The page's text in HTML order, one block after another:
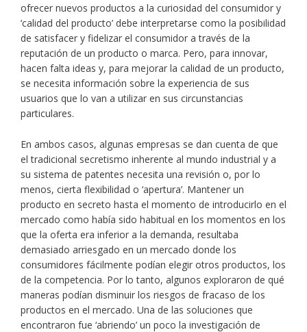
ofrecer nuevos productos a la curiosidad del consumidor y
‘calidad del producto’ debe interpretarse como la posibilidad
de satisfacer y fidelizar el consumidor a través de la
reputación de un producto o marca. Pero, para innovar,
hacen falta ideas y, para mejorar la calidad de un producto,
se necesita información sobre la experiencia de sus
usuarios que lo van a utilizar en sus circunstancias
particulares.
En ambos casos, algunas empresas se dan cuenta de que
el tradicional secretismo inherente al mundo industrial y a
su sistema de patentes necesita una revisión o, por lo
menos, cierta flexibilidad o ‘apertura’. Mantener un
producto en secreto hasta el momento de introducirlo en el
mercado como había sido habitual en los momentos en los
que la oferta era inferior a la demanda, resultaba
demasiado arriesgado en un mercado donde los
consumidores fácilmente podían elegir otros productos, los
de la competencia. Por lo tanto, algunos exploraron de qué
maneras podían disminuir los riesgos de fracaso de los
productos en el mercado. Una de las soluciones que
encontraron fue ‘abriendo’ un poco la investigación de